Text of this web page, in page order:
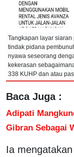
Tangkapan layar
tindak pidana
nyawa seseorang
kekerasan
338 KUHP dan atau
Baca Juga :
Adipati
Gibran Sebagai
Ia